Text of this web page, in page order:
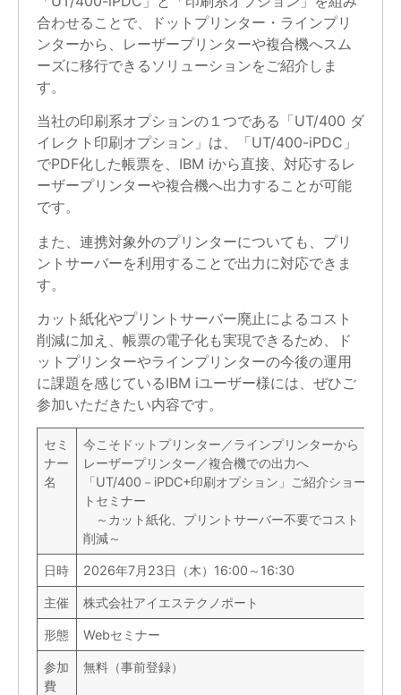
合わせることで、ドットプリンター・ラインプリ
ンターから、レーザープリンターや複合機へスム
ーズに移行できるソリューションをご紹介しま
す。
当社の印刷系オプションの１つである「UT/400 ダ
イレクト印刷オプション」は、「UT/400-iPDC」
でPDF化した帳票を、IBM iから直接、対応するレ
ーザープリンターや複合機へ出力することが可能
です。
また、連携対象外のプリンターについても、プリ
ントサーバーを利用することで出力に対応できま
す。
カット紙化やプリントサーバー廃止によるコスト
削減に加え、帳票の電子化も実現できるため、ド
ットプリンターやラインプリンターの今後の運用
に課題を感じているIBM iユーザー様には、ぜひご
参加いただきたい内容です。
セミ
ナー
名
今こそドットプリンター／ラインプリンターから
レーザープリンター／複合機での出力へ
「UT/400－iPDC+印刷オプション」ご紹介ショー
トセミナー
～カット紙化、プリントサーバー不要でコスト
削減～
日時 2026年7月23日（木）16:00～16:30
主催 株式会社アイエステクノポート
形態 Webセミナー
参加
費
無料（事前登録）